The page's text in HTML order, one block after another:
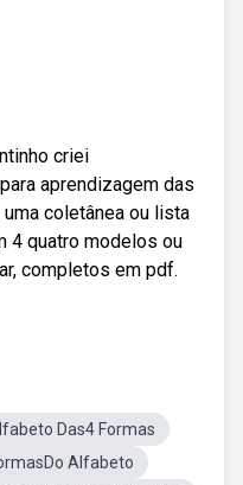
criei
aprendizagem das
coletânea ou lista
4 quatro modelos ou
completos em pdf.
Das4 Formas
Alfabeto